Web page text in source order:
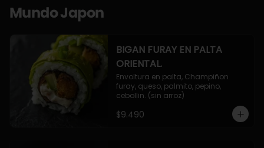
Mundo Japon
BIGAN FURAY EN PALTA
ORIENTAL.
Envoltura en palta, Champiñon
furay, queso, palmito, pepino,
cebollin. (sin arroz)
$9.490